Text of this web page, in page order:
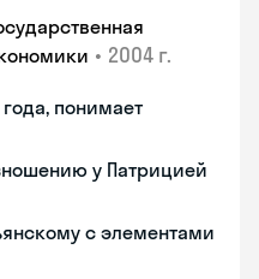
• 2004 г.
понимает
у Патрицией
с элементами